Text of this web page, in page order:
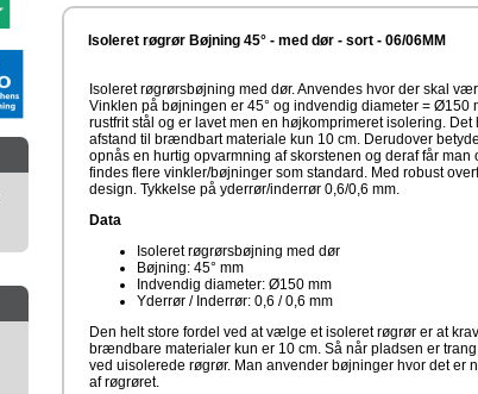
Isoleret røgrør Bøjning 45° - med dør - sort - 06/06MM
Isoleret røgrørsbøjning med dør. Anvendes hvor der skal
Vinklen på bøjningen er 45° og indvendig diameter = Ø150
rustfrit stål og er lavet men en højkomprimeret isolering.
afstand til brændbart materiale kun 10 cm. Derudover
opnås en hurtig opvarmning af skorstenen og deraf får
findes flere vinkler/bøjninger som standard. Med robust
design. Tykkelse på yderrør/inderrør 0,6/0,6 mm.
Data
Isoleret røgrørsbøjning med dør
Bøjning: 45° mm
Indvendig diameter: Ø150 mm
Yderrør / Inderrør: 0,6 / 0,6 mm
Den helt store fordel ved at vælge et isoleret røgrør er at
brændbare materialer kun er 10 cm. Så når pladsen er
ved uisolerede røgrør. Man anvender bøjninger hvor det er
af røgrøret.